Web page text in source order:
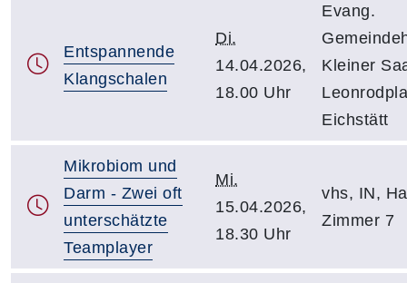
Entspannende
Klangschalen
Di.
14.04.2026,
18.00 Uhr
Evang.
Kleiner
Eichstätt
Mikrobiom und
Darm - Zwei oft
unterschätzte
Teamplayer
Mi.
15.04.2026,
18.30 Uhr
vhs, IN,
Zimmer 7